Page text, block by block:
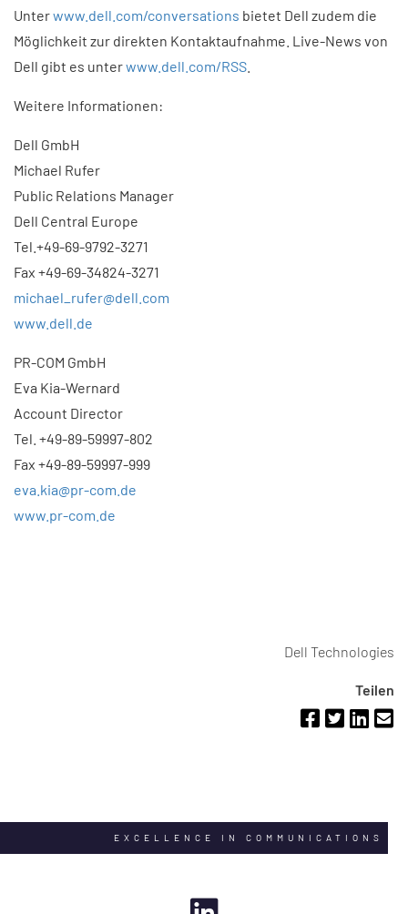
Unterwww.dell.com/conversations bietet Dell zudem die
Möglichkeit zur direkten Kontaktaufnahme. Live-News von
Dell gibt es unterwww.dell.com/RSS
Weitere Informationen:
Dell GmbH
Michael Rufer
Public Relations Manager
Dell Central Europe
Tel.+49-69-9792-3271
Fax +49-69-34824-3271
michael_rufer@dell.com
www.dell.de
PR-COM GmbH
Eva Kia-Wernard
Account Director
Tel. +49-89-59997-802
Fax +49-89-59997-999
eva.kia@pr-com.de
www.pr-com.de
Dell Technologies
Teilen
EXCELLENCE IN COMMUNICATIONS